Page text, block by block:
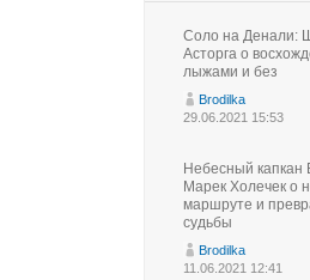
Соло на Денали:
Асторга о
лыжами и без
Brodilka
29.06.2021 15:53
Небесный капкан
Марек Холечек о
маршруте и
судьбы
Brodilka
11.06.2021 12:41